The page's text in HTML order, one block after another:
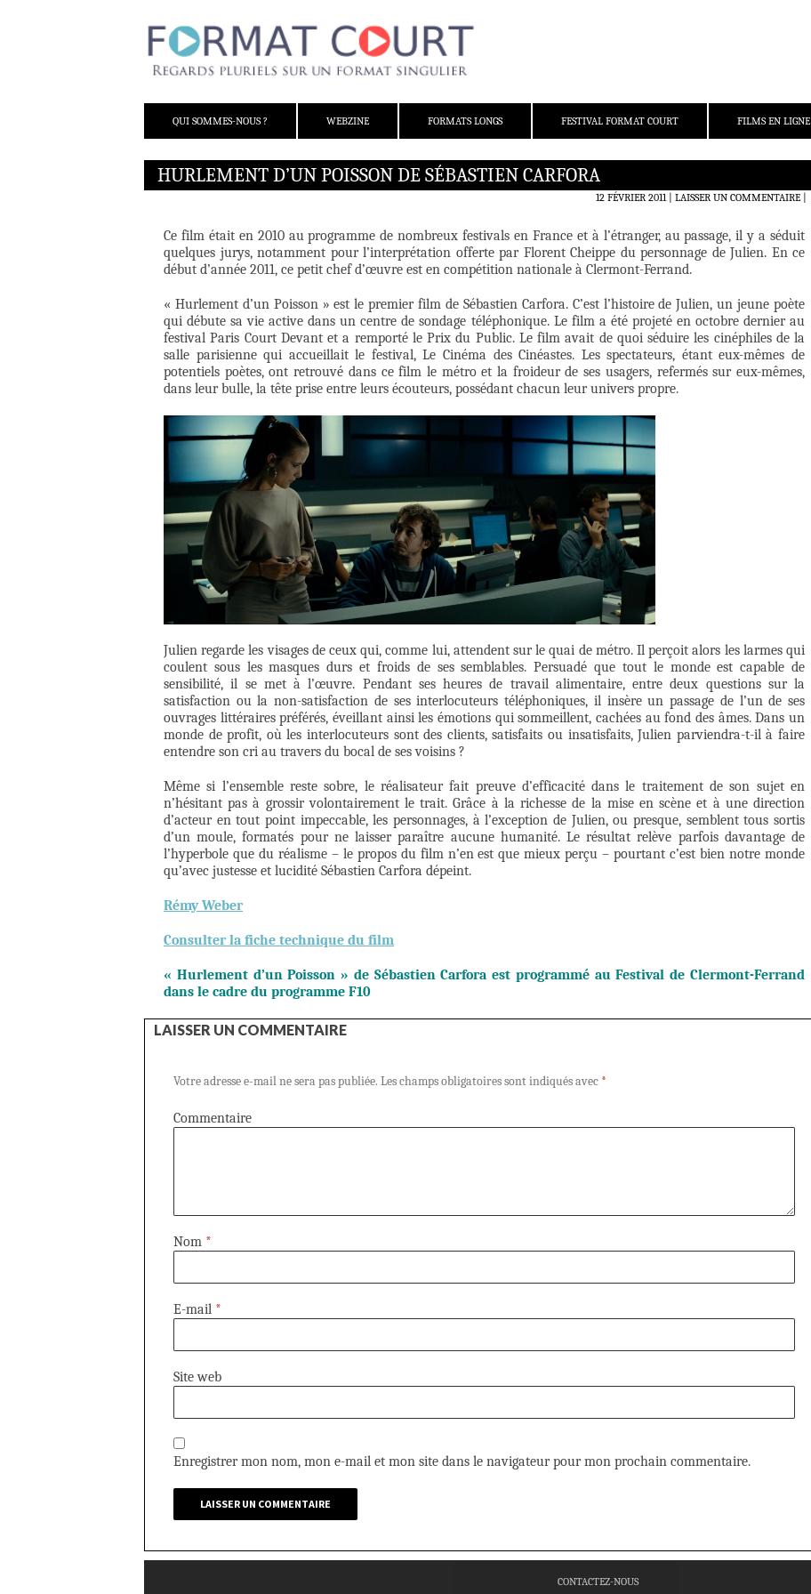
QUI SOMMES-NOUS ?
WEBZINE FORMATS LONGS FESTIVAL FORMAT COURT FILMS EN LIGNE
HURLEMENT D’UN POISSON DE SÉBASTIEN CARFORA
12 FÉVRIER 2011 LAISSER UN COMMENTAIRE|
Ce film était en 2010 au programme de nombreux festivals en France et à l’étranger, au passage, il y a séduit
quelques jurys, notamment pour l’interprétation offerte par Florent Cheippe du personnage de Julien. En ce
début d’année 2011, ce petit chef d’œuvre est en compétition nationale à Clermont-Ferrand.
« Hurlement d’un Poisson » est le premier film de Sébastien Carfora. C’est l’histoire de Julien, un jeune poète
qui débute sa vie active dans un centre de sondage téléphonique. Le film a été projeté en octobre dernier au
festival Paris Court Devant et a remporté le Prix du Public. Le film avait de quoi séduire les cinéphiles de la
salle parisienne qui accueillait le festival, Le Cinéma des Cinéastes. Les spectateurs, étant eux-mêmes de
potentiels poètes, ont retrouvé dans ce film le métro et la froideur de ses usagers, refermés sur eux-mêmes,
dans leur bulle, la tête prise entre leurs écouteurs, possédant chacun leur univers propre.
Julien regarde les visages de ceux qui, comme lui, attendent sur le quai de métro. Il perçoit alors les larmes qui
coulent sous les masques durs et froids de ses semblables. Persuadé que tout le monde est capable de
sensibilité, il se met à l’œuvre. Pendant ses heures de travail alimentaire, entre deux questions sur la
satisfaction ou la non-satisfaction de ses interlocuteurs téléphoniques, il insère un passage de l’un de ses
ouvrages littéraires préférés, éveillant ainsi les émotions qui sommeillent, cachées au fond des âmes. Dans un
monde de profit, où les interlocuteurs sont des clients, satisfaits ou insatisfaits, Julien parviendra-t-il à faire
entendre son cri au travers du bocal de ses voisins ?
Même si l’ensemble reste sobre, le réalisateur fait preuve d’efficacité dans le traitement de son sujet en
n’hésitant pas à grossir volontairement le trait. Grâce à la richesse de la mise en scène et à une direction
d’acteur en tout point impeccable, les personnages, à l’exception de Julien, ou presque, semblent tous sortis
d’un moule, formatés pour ne laisser paraître aucune humanité. Le résultat relève parfois davantage de
l’hyperbole que du réalisme – le propos du film n’en est que mieux perçu – pourtant c’est bien notre monde
qu’avec justesse et lucidité Sébastien Carfora dépeint.
Rémy Weber
Consulter la fiche technique du film
« Hurlement d’un Poisson » de Sébastien Carfora est programmé au Festival de Clermont-Ferrand
dans le cadre du programme F10
LAISSER UN COMMENTAIRE
Votre adresse e-mail ne sera pas publiée. Les champs obligatoires sont indiqués avec *
Commentaire
Nom *
E-mail *
Site web
Enregistrer mon nom, mon e-mail et mon site dans le navigateur pour mon prochain commentaire.
CONTACTEZ-NOUS